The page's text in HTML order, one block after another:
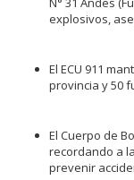
explosivos,
El ECU 911
provincia y 50
El Cuerpo de
recordando a
prevenir